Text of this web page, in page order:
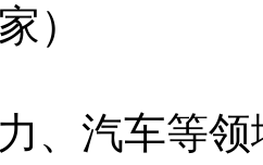
）
、汽车等